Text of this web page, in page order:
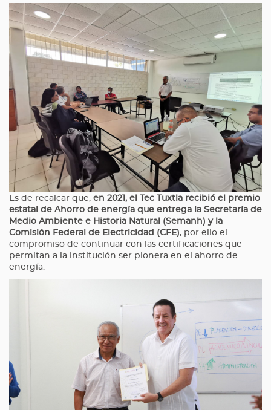
Es de recalcar que, en 2021, el Tec Tuxtla recibió el premio
estatal de Ahorro de energía que entrega la Secretaría de
Medio Ambiente e Historia Natural (Semanh) y la
Comisión Federal de Electricidad (CFE), por ello el
compromiso de continuar con las certificaciones que
permitan a la institución ser pionera en el ahorro de
energía.